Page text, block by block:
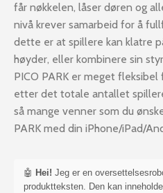
får nøkkelen, låser døren og
nivå krever samarbeid for å
dette er at spillere kan klatre
høyder, eller kombinere sin
PICO PARK er meget
etter det totale antallet
så mange venner som du
PARK med din iPhone/iPad/
🤖 Hei! Jeg er en
produktteksten. Den kan